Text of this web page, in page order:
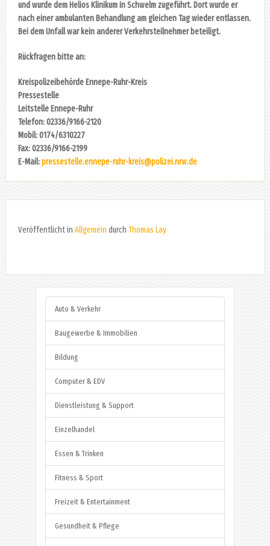
und wurde dem Helios Klinikum in Schwelm zugeführt. Dort wurde er
nach einer ambulanten Behandlung am gleichen Tag wieder entlassen.
Bei dem Unfall war kein anderer Verkehrsteilnehmer beteiligt.
Rückfragen bitte an:
Kreispolizeibehörde Ennepe-Ruhr-Kreis
Pressestelle
Leitstelle Ennepe-Ruhr
Telefon: 02336/9166-2120
Mobil: 0174/6310227
Fax: 02336/9166-2199
E-Mail:pressestelle.ennepe-ruhr-kreis@polizei.nrw.de
Veröffentlicht in Allgemein durch Thomas Lay
Auto & Verkehr
Baugewerbe & Immobilien
Bildung
Computer & EDV
Dienstleistung & Support
Einzelhandel
Essen & Trinken
Fitness & Sport
Freizeit & Entertainment
Gesundheit & Pflege